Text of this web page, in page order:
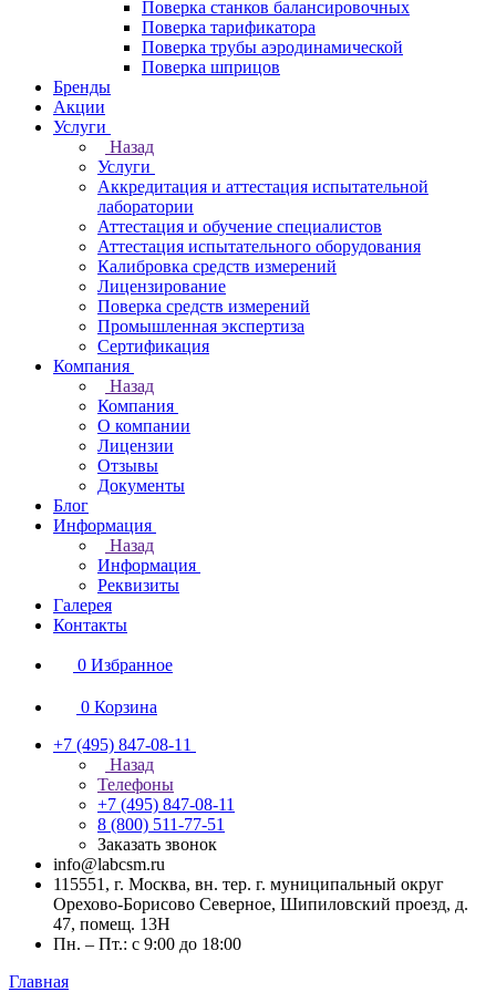
Поверка станков балансировочных
Поверка тарификатора
Поверка трубы аэродинамической
Поверка шприцов
Бренды
Акции
Услуги
Назад
Услуги
Аккредитация и аттестация испытательной
лаборатории
Аттестация и обучение специалистов
Аттестация испытательного оборудования
Калибровка средств измерений
Лицензирование
Поверка средств измерений
Промышленная экспертиза
Сертификация
Компания
Назад
Компания
О компании
Лицензии
Отзывы
Документы
Блог
Информация
Назад
Информация
Реквизиты
Галерея
Контакты
0 Избранное
0 Корзина
+7 (495) 847-08-11
Назад
Телефоны
+7 (495) 847-08-11
8 (800) 511-77-51
Заказать звонок
info@labcsm.ru
115551, г. Москва, вн. тер. г. муниципальный округ
Орехово-Борисово Северное, Шипиловский проезд, д.
47, помещ. 13Н
Пн. – Пт.: с 9:00 до 18:00
Главная